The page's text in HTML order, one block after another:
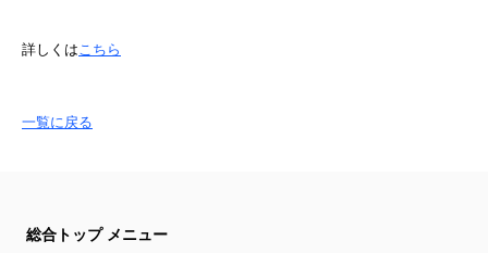
詳しくはこちら
一覧に戻る
総合トップ メニュー